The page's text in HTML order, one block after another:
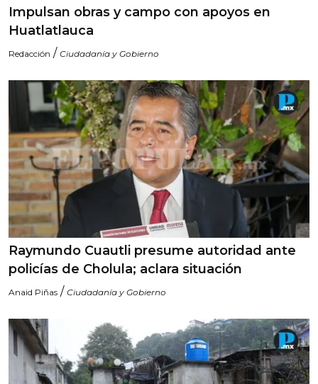
Impulsan obras y campo con apoyos en
Huatlatlauca
Redacción / Ciudadanía y Gobierno
Raymundo Cuautli presume autoridad ante
policías de Cholula; aclara situación
Anaid Piñas / Ciudadanía y Gobierno